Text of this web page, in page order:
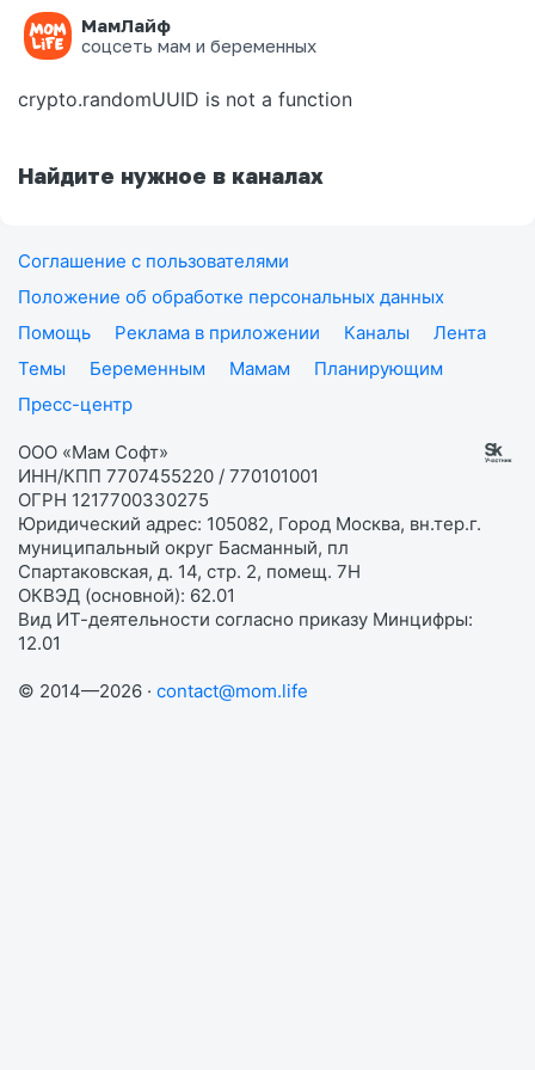
МамЛайф
соцсеть мам и беременных
Ошибка на странице
crypto.randomUUID is not a function
Найдите нужное в каналах
Соглашение с пользователями
Положение об обработке персональных данных
Помощь
Реклама в приложении Каналы
Лента
Темы
Беременным Мамам
Планирующим
Пресс-центр
ООО «Мам Софт»
ИНН/КПП 7707455220 / 770101001
ОГРН 1217700330275
Юридический адрес: 105082, Город Москва, вн.тер.г.
муниципальный округ Басманный, пл
Спартаковская, д. 14, стр. 2, помещ. 7Н
ОКВЭД (основной): 62.01
Вид ИТ-деятельности согласно приказу Минцифры:
12.01
© 2014—2026 · contact@mom.life